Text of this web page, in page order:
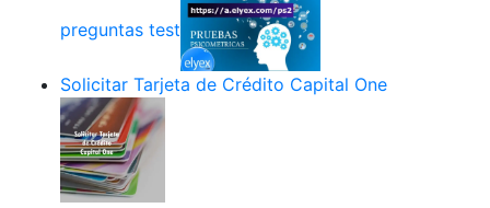
preguntas test
Solicitar Tarjeta de Crédito Capital One